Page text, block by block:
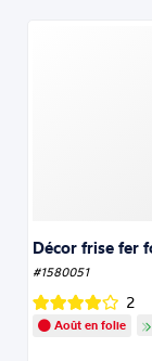
Décor frise fer
#1580051
2
Août en folie